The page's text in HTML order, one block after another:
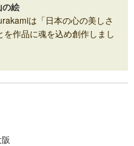
の絵
は「日本の心の美しさ
作品に魂を込め創作しまし